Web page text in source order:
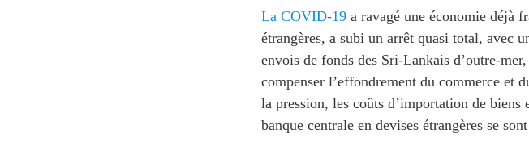
La COVID-19 a ravagé une économie déjà
étrangères, a subi un arrêt quasi total, avec
envois de fonds des Sri-Lankais d’outre-
compenser l’effondrement du commerce et
la pression, les coûts d’importation de biens
banque centrale en devises étrangères se